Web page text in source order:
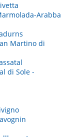
Arabba
Martino di
di Sole -